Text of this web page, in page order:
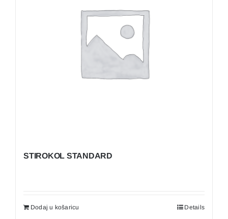
STIROKOL STANDARD
Dodaj u košaricu Details